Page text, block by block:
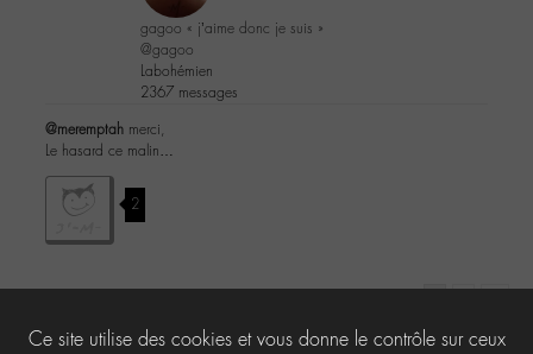
gagoo « j’aime donc je suis »
@gagoo
Labohémien
2367 messages
@meremptah merci,
Le hasard ce malin…
2
Le forum ‘-M- en concert’ est fermé à de nouveaux sujets et réponses.
Ce site utilise des cookies et vous donne le contrôle sur ceux